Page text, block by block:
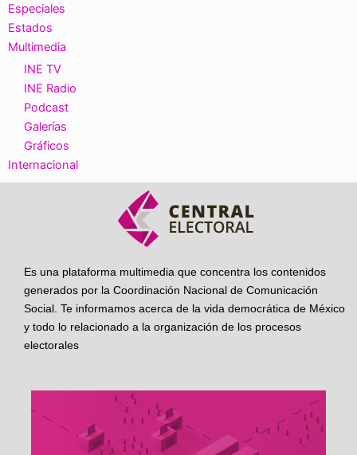
Especiales
Estados
Multimedia
INE TV
INE Radio
Podcast
Galerías
Gráficos
Internacional
Es una plataforma multimedia que concentra los contenidos
generados por la Coordinación Nacional de Comunicación
Social. Te informamos acerca de la vida democrática de México
y todo lo relacionado a la organización de los procesos
electorales